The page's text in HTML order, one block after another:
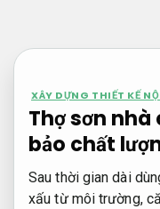
nội
XÂY DỰNG THIẾT KẾ
Thợ sơn
bảo chất
Sau thời gian dài
xấu từ môi trường,